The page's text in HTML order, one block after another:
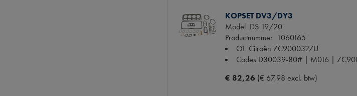
KOPSET DV3/DY3
Model DS 19/20
Productnummer 1060165
OE Citroën ZC9000327U
Codes D30039-80# | M016 |
€ 82,26 (€ 67,98 excl. btw)